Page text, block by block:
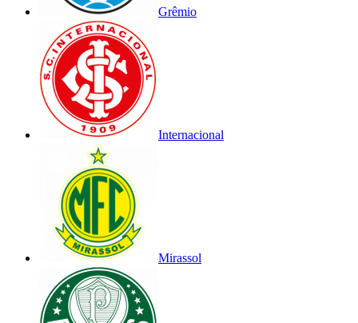
Grêmio
Internacional
Mirassol